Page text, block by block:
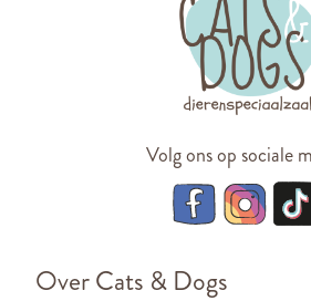
Volg ons op sociale
Over Cats & Dogs